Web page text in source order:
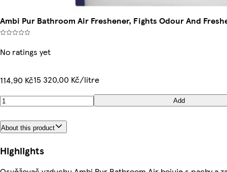
Ambi Pur Bathroom Air Freshener, Fights Odour And
No ratings yet
114,90 Kč15 320,00 Kč/litre
Add
About this product
Highlights